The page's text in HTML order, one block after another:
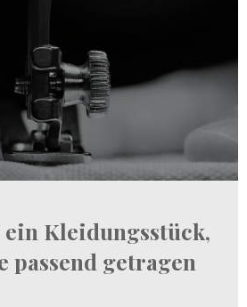
ein Kleidungsstück,
passend getragen